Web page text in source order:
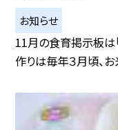
お知らせ
11月の食育掲示板は
作りは毎年３月頃、